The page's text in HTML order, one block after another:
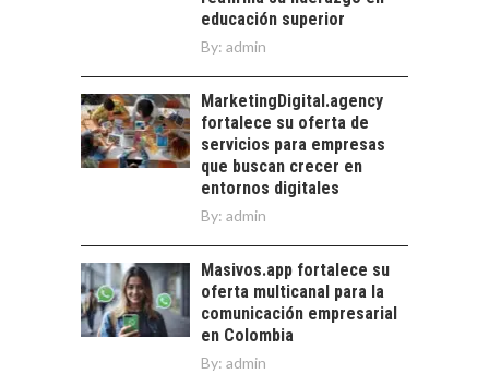
El auge de las
exportaciones de
TURISMO EN EL
DESIERTO DE
ATACAMA:
OPORTUNIDADES
PARA EL
DESARROLLO LOCAL
El Desierto de
Atacama: Motor
Estratégico para el
Desarrollo Turístico…
MINERA CHILENA
FRENTE AL DESAFÍO
DE LA
SOSTENIBILIDAD
educación superior
By: admin
MarketingDigital.agency
fortalece su oferta de
servicios para empresas
que buscan crecer en
entornos digitales
By: admin
Masivos.app fortalece su
oferta multicanal para la
comunicación empresarial
en Colombia
By: admin